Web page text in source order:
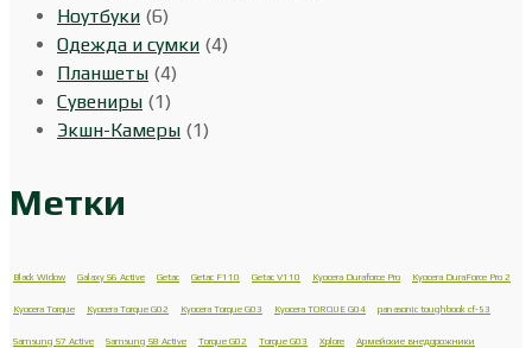
Ноутбуки (6)
Одежда и сумки (4)
Планшеты (4)
Сувениры (1)
Экшн-Камеры (1)
Метки
Black Widow Galaxy S6 Active Getac Getac F110 Getac V110 Kyocera Duraforce Pro Kyocera DuraForce Pro 2
Kyocera Torque Kyocera Torque G02 Kyocera Torque G03 Kyocera TORQUE G04 panasonic toughbook cf-53
Samsung S7 Active Samsung S8 Active Torque G02 Torque G03 Xplore Армейские внедорожники